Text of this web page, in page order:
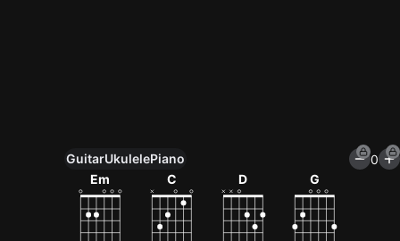
Unlock All Tools
100+ tunings, chord games & metronome
Get now
GuitarUkulelePiano
0
Em
C D G